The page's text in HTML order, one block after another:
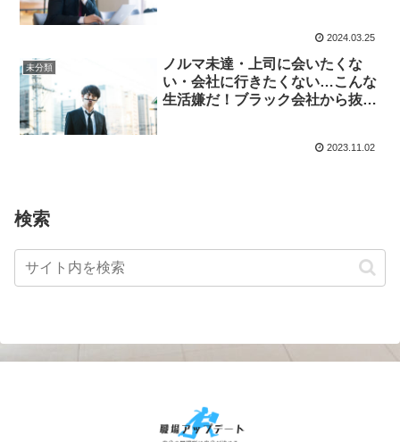
2024.03.25
未分類
ノルマ未達・上司に会いたくな
い・会社に行きたくない…こんな
生活嫌だ！ブラック会社から抜け
2023.11.02
検索